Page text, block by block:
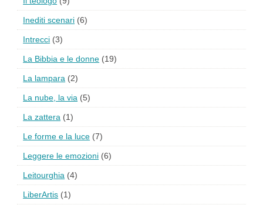
Inediti scenari (6)
Intrecci (3)
La Bibbia e le donne (19)
La lampara (2)
La nube, la via (5)
La zattera (1)
Le forme e la luce (7)
Leggere le emozioni (6)
Leitourghia (4)
LiberArtis (1)